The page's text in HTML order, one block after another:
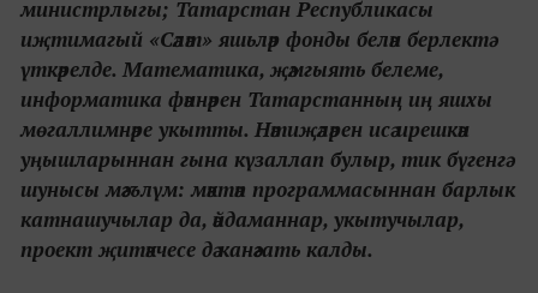
министрлыгы; Татарстан Республикасы
иҗтимагый «Сәләт» яшьләр фонды белән берлектә
үткәрелде. Математика, җәмгыять белеме,
информатика фәннәрен Татарстанның иң яшхы
мөгаллимнәре укытты. Нәтиҗәләрен исә ирешкән
уңышларыннан гына күзаллап булыр, тик бүгенгә
шунысы мәгълүм: мәктәп программасыннан барлык
катнашучылар да, әйдаманнар, укытучылар,
проект җитәкчесе дә канәгать калды.